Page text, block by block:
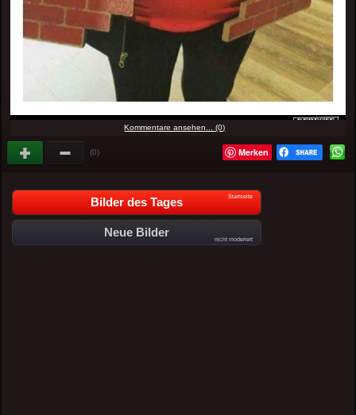
Kommentare ansehen... (0)
(0) Merken
Bilder des Tages Startseite
Neue Bilder
nicht moderiert